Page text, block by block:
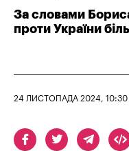
За словами
проти України
24 ЛИСТОПАДА 2024, 10:30